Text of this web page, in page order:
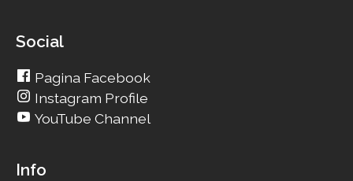
Social
Pagina Facebook
Instagram Profile
YouTube Channel
Info